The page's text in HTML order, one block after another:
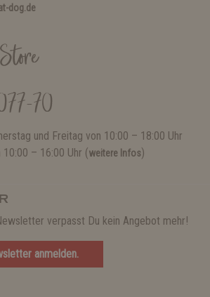
dog.de
70
und Freitag von 10:00 – 18:00 Uhr
10:00 – 16:00 Uhr (weitere Infos)
verpasst Du kein Angebot mehr!
anmelden.